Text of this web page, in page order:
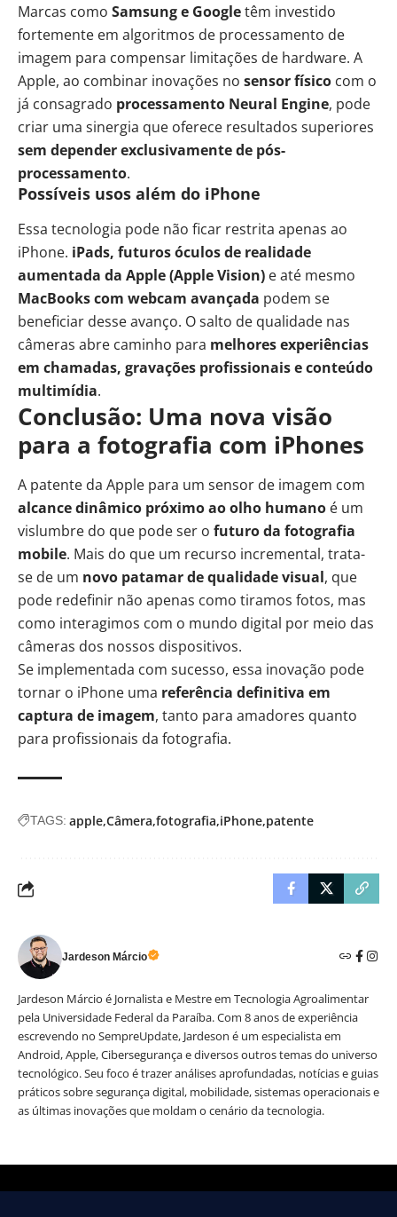
Marcas como Samsung e Googletêm investido
fortemente em algoritmos de processamento de
imagem para compensar limitações de hardware. A
Apple, ao combinar inovações no sensor físico com o
já consagrado processamento Neural Engine, pode
criar uma sinergia que oferece resultados superiores
sem depender exclusivamente de pós-
processamento.
Possíveis usos além do iPhone
Essa tecnologia pode não ficar restrita apenas ao
iPhone. iPads, futuros óculos de realidade
aumentada da Apple (Apple Vision) e até mesmo
MacBooks com webcam avançada podem se
beneficiar desse avanço. O salto de qualidade nas
câmeras abre caminho para melhores experiências
em chamadas, gravações profissionais e conteúdo
multimídia.
Conclusão: Uma nova visão
para a fotografia com iPhones
A patente da Apple para um sensor de imagem com
alcance dinâmico próximo ao olho humano é um
vislumbre do que pode ser o futuro da fotografia
mobile. Mais do que um recurso incremental, trata-
se de um novo patamar de qualidade visual, que
pode redefinir não apenas como tiramos fotos, mas
como interagimos com o mundo digital por meio das
câmeras dos nossos dispositivos.
Se implementada com sucesso, essa inovação pode
tornar o iPhone uma referência definitiva em
captura de imagem, tanto para amadores quanto
para profissionais da fotografia.
TAGS: apple Câmera fotografia iPhone patente
Jardeson Márcio
Jardeson Márcio é Jornalista e Mestre em Tecnologia Agroalimentar
pela Universidade Federal da Paraíba. Com 8 anos de experiência
escrevendo no SempreUpdate, Jardeson é um especialista em
Android, Apple, Cibersegurança e diversos outros temas do universo
tecnológico. Seu foco é trazer análises aprofundadas, notícias e guias
práticos sobre segurança digital, mobilidade, sistemas operacionais e
as últimas inovações que moldam o cenário da tecnologia.